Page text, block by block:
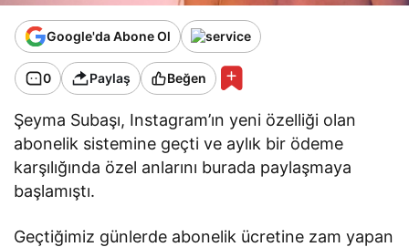
Google'da Abone Ol
0 Paylaş Beğen
Şeyma Subaşı, Instagram’ın yeni özelliği olan
abonelik sistemine geçti ve aylık bir ödeme
karşılığında özel anlarını burada paylaşmaya
başlamıştı.
Geçtiğimiz günlerde abonelik ücretine zam yapan